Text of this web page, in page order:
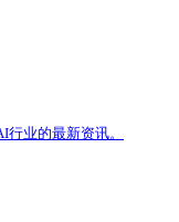
业的最新资讯。